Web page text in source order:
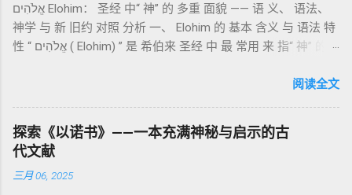
记》强调他们的洁净、服饰、行为都必须与神的圣洁相称。 祭
司是 圣所的看守者、律法的教导者与百姓的代求者 。他们的失
败（如拿答与亚比户擅献凡火）立刻带来神的审判（利10
限 第11–15章讲述关于食物、疾病（如大麻风）、体液等“洁净
与不洁”的律例。其目的不是为了迷信或隔离，而是建立 圣洁与
秩序感 ，帮助以色列人活在神的同在中。 “洁净”不是等同于“无
罪”，而是不妨碍与神交往的状态。圣所是神居住之地，进入必
16章描述每年一次的“赎罪日”（Yom Kippur），大祭司进入至
通婚、巨人（尼非利人）的出现，以及神对其囚禁与审判。
《比喻/相似喻之书》（37–71） ：频繁出现“ 那位人子/拣选
者/义者 ”，刻画末世审判与王权。 《天文之书》（72–82） ：
：以异象回顾以色列史并预示末世。 《以诺书信》（91–108）
：智慧训诫、“祸哉”、义人与恶人的结局等。 提示：另有《二
以诺书》（斯拉夫文）与《三以诺书》（希伯来文），属更晚
期以诺传统，不等同于《一以诺书》。 二、为什么重要？——
它是新约作者与读者共享的“语境词典” 1）新约中的直接/间接
呼应 犹大书14–15 几乎逐字引 1 Enoch 1:9（“主带着千万圣者
אֱלֹהִים Elohim： 圣经 中“ 神” 的 多重 面貌 —— 语 义、 语法、
神学 与 新 旧约 对照 分析 一、 Elohim 的 基本 含义 与 语法 特
性 “ אֱלֹהִים ( Elohim) ” 是 希伯来 圣经 中 最 常用 来 指“ 神” 的
者”。 ✦ 语法 现象： Elohim 是 一个 复数 形式 （“- im” 后
世 记 1: 1）； 在 其他 语 境 中也 可 用于 复数 意义， 如 指 多
神、 属 灵 存在、 审判 官 等； 因此， 需 借助 上下文 判断 语
义 和 神学 定位 。 二、 希伯来 圣经 中 Elohim 的 主要 用法 与
示例 分类 类型 用法 说明 示例 经文 含义 1. 真神 指 以色列 的
阅读全文
探索《以诺书》——一本充满神秘与启示的古
代文献
三月 06, 2025